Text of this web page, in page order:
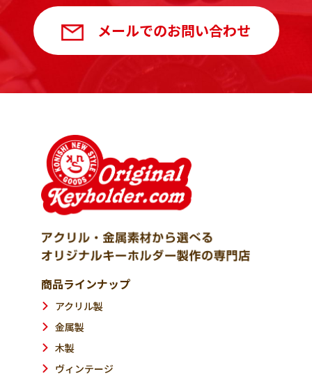
メールでのお問い合わせ
商品ラインナップ
アクリル製
金属製
木製
ヴィンテージ